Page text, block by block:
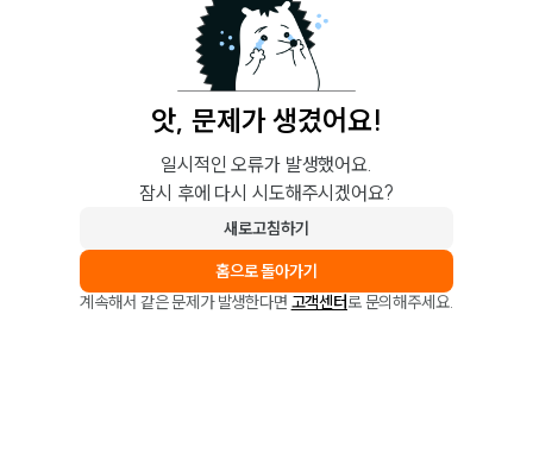
앗, 문제가 생겼어요!
일시적인 오류가 발생했어요.
잠시 후에 다시 시도해주시겠어요?
새로고침하기
홈으로 돌아가기
계속해서 같은 문제가 발생한다면 고객센터로 문의해주세요.